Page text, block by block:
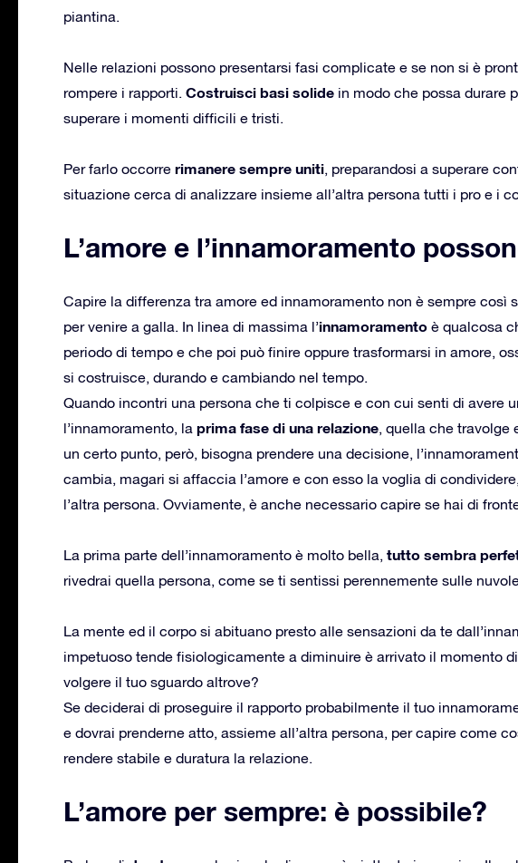
piantina.
Nelle relazioni possono presentarsi fasi complicate e se non si è
rompere i rapporti. Costruisci basi solide in modo che possa durare
superare i momenti difficili e tristi.
Per farlo occorre rimanere sempre uniti, preparandosi a superare
situazione cerca di analizzare insieme all’altra persona tutti i pro e i
L’amore e l’innamoramento
Capire la differenza tra amore ed innamoramento non è sempre così
per venire a galla. In linea di massima l’innamoramento è qualcosa
periodo di tempo e che poi può finire oppure trasformarsi in amore,
si costruisce, durando e cambiando nel tempo.
Quando incontri una persona che ti colpisce e con cui senti di avere
l’innamoramento, la prima fase di una relazione, quella che travolge
un certo punto, però, bisogna prendere una decisione,
cambia, magari si affaccia l’amore e con esso la voglia di
l’altra persona. Ovviamente, è anche necessario capire se hai di
La prima parte dell’innamoramento è molto bella, tutto sembra
rivedrai quella persona, come se ti sentissi perennemente sulle
La mente ed il corpo si abituano presto alle sensazioni da te
impetuoso tende fisiologicamente a diminuire è arrivato il momento
volgere il tuo sguardo altrove?
Se deciderai di proseguire il rapporto probabilmente il tuo
e dovrai prenderne atto, assieme all’altra persona, per capire come
rendere stabile e duratura la relazione.
L’amore per sempre: è possibile?